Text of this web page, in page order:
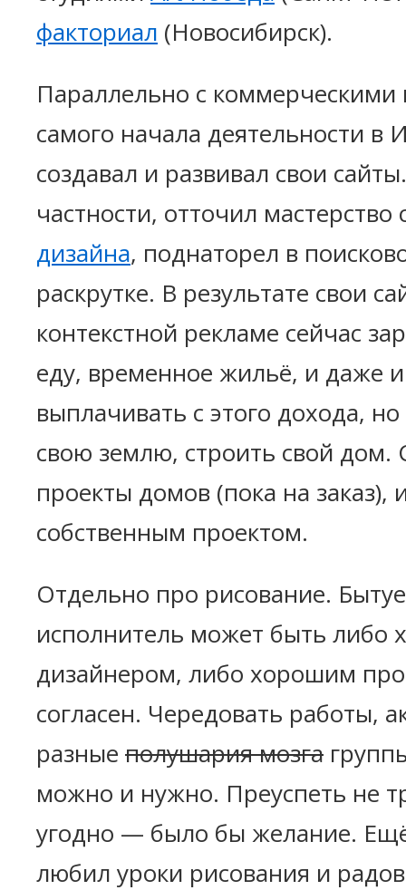
факториал (Новосибирск).
Параллельно с коммерческими
самого начала деятельности в
создавал и развивал свои
частности, отточил
дизайна, поднаторел в
раскрутке. В результате свои
контекстной рекламе сейчас
еду, временное жильё, и даже
выплачивать с этого дохода,
свою землю, строить свой дом.
проекты домов (пока на
собственным проектом.
Отдельно про рисование.
исполнитель может быть либо
дизайнером, либо хорошим
согласен. Чередовать работы,
разные полушария мозга
можно и нужно. Преуспеть не
угодно — было бы желание.
любил уроки рисования и